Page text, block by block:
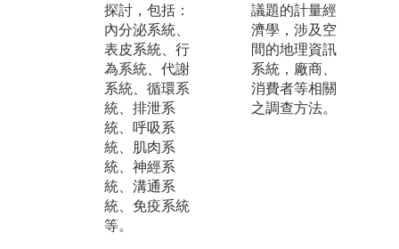
探討，包括：
內分泌系統、
表皮系統、行
為系統、代謝
系統、循環系
統、排泄系
統、呼吸系
統、肌肉系
統、神經系
統、溝通系
統、免疫系統
等。
識各目昆蟲科
級分類系統及
其形態、生
態、行為等分
類相關內容；
並簡介系統分
議題的計量經
濟學，涉及空
間的地理資訊
系統，廠商、
消費者等相關
之調查方法。